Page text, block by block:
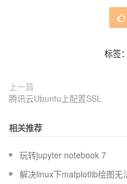
标签：
上一篇
腾讯云Ubuntu上配置SSL
相关推荐
玩转jupyter notebook 7
解决linux下matplotlib绘图无